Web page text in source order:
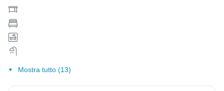
Mostra tutto (13)